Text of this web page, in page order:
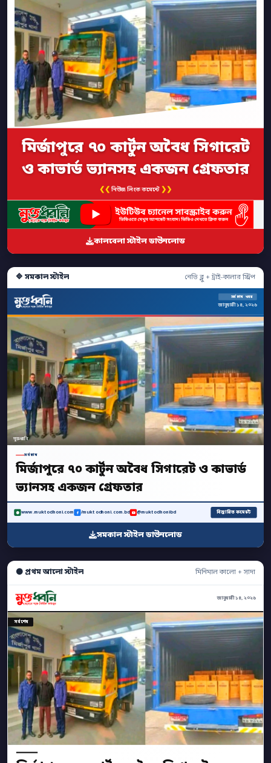
মির্জাপুরে ৭০ কার্টুন অবৈধ সিগারেট
ও কাভার্ড ভ্যানসহ একজন গ্রেফতার
❮❮ নিউজ লিংক কমেন্টে ❯❯
কালবেলা স্টাইল ডাউনলোড
🔷 সমকাল স্টাইল নেভি ব্লু + ট্রাই-কালার স্ট্রিপ
সর্বশেষ খবর
জানুয়ারী ১৪, ২০২৬
মুক্তধ্বনি
সর্বশেষ
মির্জাপুরে ৭০ কার্টুন অবৈধ সিগারেট ও কাভার্ড
ভ্যানসহ একজন গ্রেফতার
www.muktodhoni.com /muktodhoni.com.bd @muktodhonibd বিস্তারিত কমেন্টে
সমকাল স্টাইল ডাউনলোড
⚫ প্রথম আলো স্টাইল মিনিমাল কালো + সাদা
জানুয়ারী ১৪, ২০২৬
সর্বশেষ